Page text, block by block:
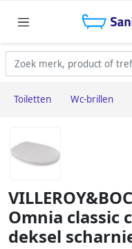
Toiletten Wc-brillen
Omnia classic
deksel